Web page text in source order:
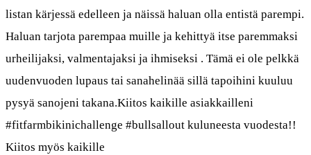
listan kärjessä edelleen ja näissä haluan olla entistä parempi.
Haluan tarjota parempaa muille ja kehittyä itse paremmaksi
urheilijaksi, valmentajaksi ja ihmiseksi . Tämä ei ole pelkkä
uudenvuoden lupaus tai sanahelinää sillä tapoihini kuuluu
pysyä sanojeni takana.Kiitos kaikille asiakkailleni
#fitfarmbikinichallenge #bullsallout kuluneesta vuodesta!!
Kiitos myös kaikille